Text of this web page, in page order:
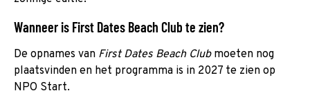
Wanneer is First Dates Beach Club te zien?
De opnames van First Dates Beach Clubmoeten nog
plaatsvinden en het programma is in 2027 te zien op
NPO Start.